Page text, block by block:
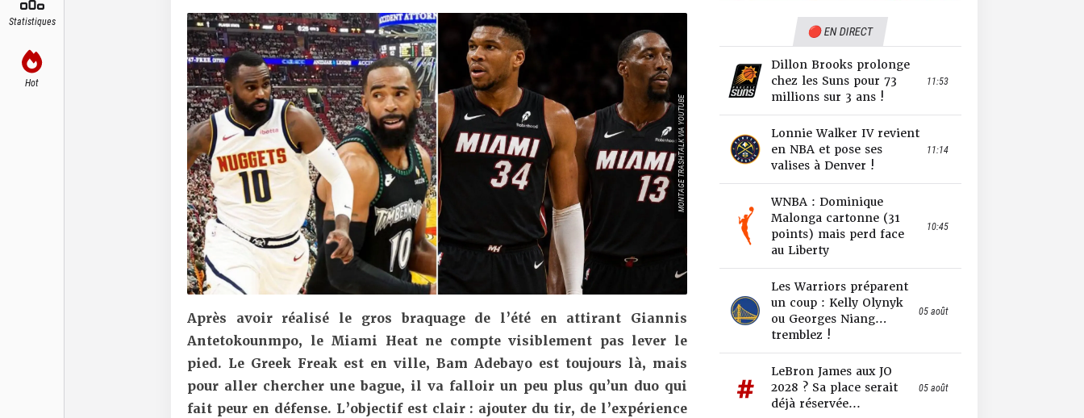
Statistiques
Hot
MONTAGE TRASHTALK VIA YOUTUBE
Après avoir réalisé le gros braquage de l’été en attirant Giannis
Antetokounmpo, le Miami Heat ne compte visiblement pas lever le
pied. Le Greek Freak est en ville, Bam Adebayo est toujours là, mais
pour aller chercher une bague, il va falloir un peu plus qu’un duo qui
fait peur en défense. L’objectif est clair : ajouter du tir, de l’expérience
🔴 EN DIRECT
Dillon Brooks prolonge
chez les Suns pour 73
millions sur 3 ans !
11:53
Lonnie Walker IV revient
en NBA et pose ses
valises à Denver !
11:14
WNBA : Dominique
Malonga cartonne (31
points) mais perd face
au Liberty
10:45
Les Warriors préparent
un coup : Kelly Olynyk
ou Georges Niang…
tremblez !
05 août
LeBron James aux JO
2028 ? Sa place serait
déjà réservée...
05 août